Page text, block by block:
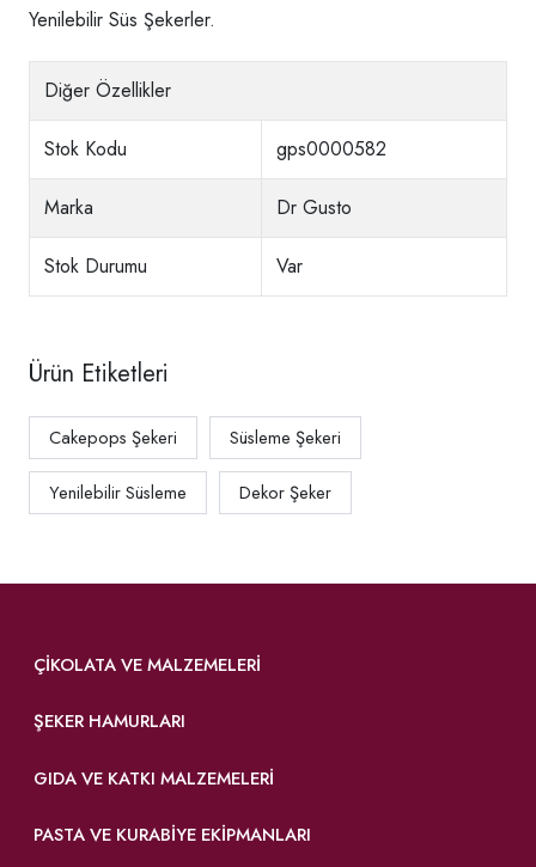
Yenilebilir Süs Şekerler.
Diğer Özellikler
Stok Kodu gps0000582
Marka Dr Gusto
Stok Durumu Var
Ürün Etiketleri
Cakepops Şekeri Süsleme Şekeri
Yenilebilir Süsleme Dekor Şeker
ÇIKOLATA VE MALZEMELERI
ŞEKER HAMURLARI
GIDA VE KATKI MALZEMELERI
PASTA VE KURABIYE EKIPMANLARI